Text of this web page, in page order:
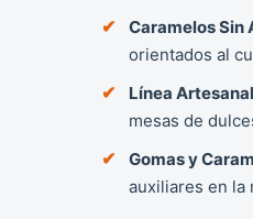
Caramelos Sin
orientados al
Línea
mesas de
Gomas y
auxiliares en la